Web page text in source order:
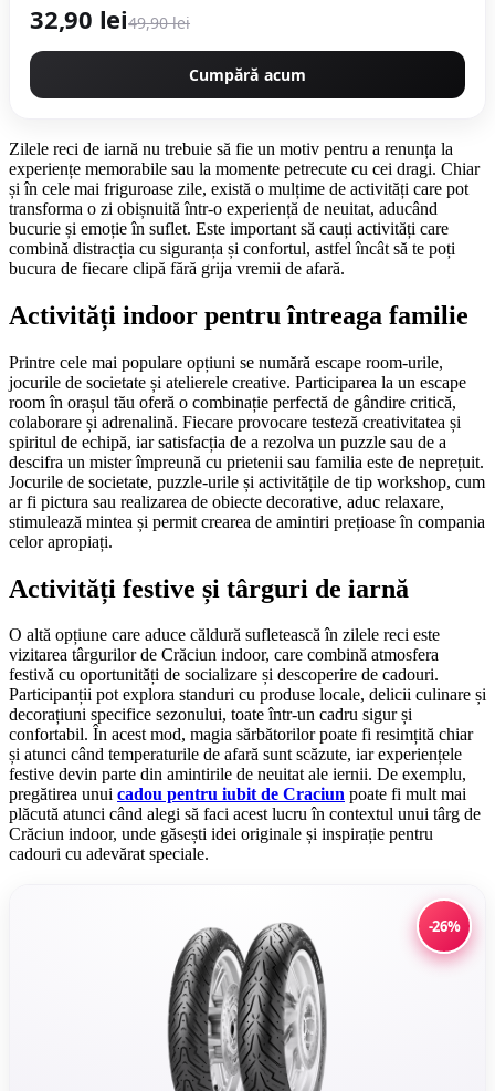
32,90 lei49,90 lei
Cumpără acum
Zilele reci de iarnă nu trebuie să fie un motiv pentru a renunța la
experiențe memorabile sau la momente petrecute cu cei dragi. Chiar
și în cele mai friguroase zile, există o mulțime de activități care pot
transforma o zi obișnuită într-o experiență de neuitat, aducând
bucurie și emoție în suflet. Este important să cauți activități care
combină distracția cu siguranța și confortul, astfel încât să te poți
bucura de fiecare clipă fără grija vremii de afară.
Activități indoor pentru întreaga familie
Printre cele mai populare opțiuni se numără escape room-urile,
jocurile de societate și atelierele creative. Participarea la un escape
room în orașul tău oferă o combinație perfectă de gândire critică,
colaborare și adrenalină. Fiecare provocare testeză creativitatea și
spiritul de echipă, iar satisfacția de a rezolva un puzzle sau de a
descifra un mister împreună cu prietenii sau familia este de neprețuit.
Jocurile de societate, puzzle-urile și activitățile de tip workshop, cum
ar fi pictura sau realizarea de obiecte decorative, aduc relaxare,
stimulează mintea și permit crearea de amintiri prețioase în compania
celor apropiați.
Activități festive și târguri de iarnă
O altă opțiune care aduce căldură sufletească în zilele reci este
vizitarea târgurilor de Crăciun indoor, care combină atmosfera
festivă cu oportunități de socializare și descoperire de cadouri.
Participanții pot explora standuri cu produse locale, delicii culinare și
decorațiuni specifice sezonului, toate într-un cadru sigur și
confortabil. În acest mod, magia sărbătorilor poate fi resimțită chiar
și atunci când temperaturile de afară sunt scăzute, iar experiențele
festive devin parte din amintirile de neuitat ale iernii. De exemplu,
pregătirea unui cadou pentru iubit de Craciun poate fi mult mai
plăcută atunci când alegi să faci acest lucru în contextul unui târg de
Crăciun indoor, unde găsești idei originale și inspirație pentru
cadouri cu adevărat speciale.
-26%